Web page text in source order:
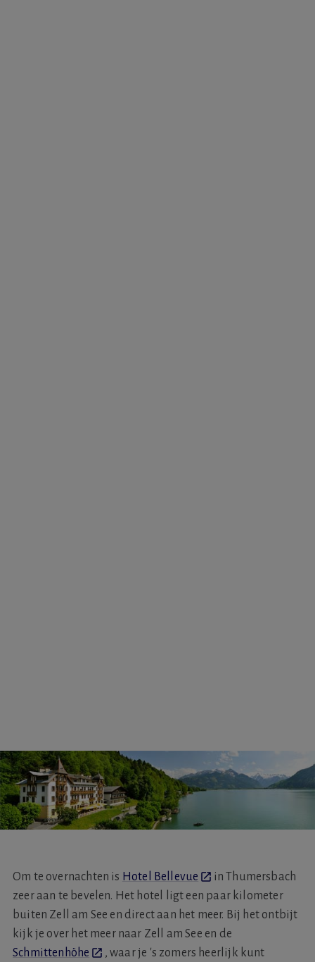
Om te overnachten is Hotel Bellevue
in Thumersbach
zeer aan te bevelen. Het hotel ligt een paar kilometer
buiten Zell am See en direct aan het meer. Bij het ontbijt
kijk je over het meer naar Zell am See en de
Schmittenhöhe
, waar je 's zomers heerlijk kunt